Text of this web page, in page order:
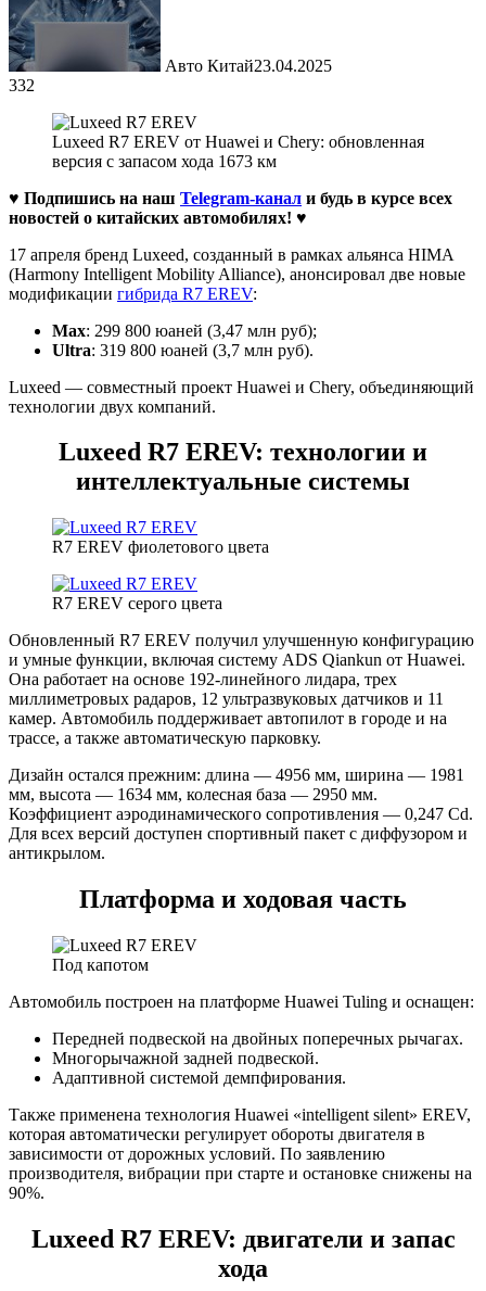
Авто Китай23.04.2025
332
Luxeed R7 EREV от Huawei и Chery: обновленная
версия с запасом хода 1673 км
♥ Подпишись на наш Telegram-канал и будь в курсе всех
новостей о китайских автомобилях! ♥
17 апреля бренд Luxeed, созданный в рамках альянса HIMA
(Harmony Intelligent Mobility Alliance), анонсировал две новые
модификации гибрида R7 EREV:
Max: 299 800 юаней (3,47 млн руб);
Ultra: 319 800 юаней (3,7 млн руб).
Luxeed — совместный проект Huawei и Chery, объединяющий
технологии двух компаний.
Luxeed R7 EREV: технологии и
интеллектуальные системы
R7 EREV фиолетового цвета
R7 EREV серого цвета
Обновленный R7 EREV получил улучшенную конфигурацию
и умные функции, включая систему ADS Qiankun от Huawei.
Она работает на основе 192-линейного лидара, трех
миллиметровых радаров, 12 ультразвуковых датчиков и 11
камер. Автомобиль поддерживает автопилот в городе и на
трассе, а также автоматическую парковку.
Дизайн остался прежним: длина — 4956 мм, ширина — 1981
мм, высота — 1634 мм, колесная база — 2950 мм.
Коэффициент аэродинамического сопротивления — 0,247 Cd.
Для всех версий доступен спортивный пакет с диффузором и
антикрылом.
Платформа и ходовая часть
Под капотом
Автомобиль построен на платформе Huawei Tuling и оснащен:
Передней подвеской на двойных поперечных рычагах.
Многорычажной задней подвеской.
Адаптивной системой демпфирования.
Также применена технология Huawei «intelligent silent» EREV,
которая автоматически регулирует обороты двигателя в
зависимости от дорожных условий. По заявлению
производителя, вибрации при старте и остановке снижены на
90%.
Luxeed R7 EREV: двигатели и запас
хода